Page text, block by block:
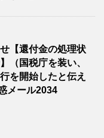
【還付金の処理状
（国税庁を装い、
を開始したと伝え
メール2034